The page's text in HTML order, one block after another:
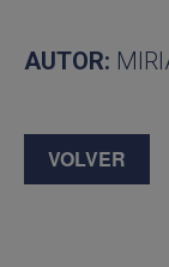
AUTOR:
VOLVER